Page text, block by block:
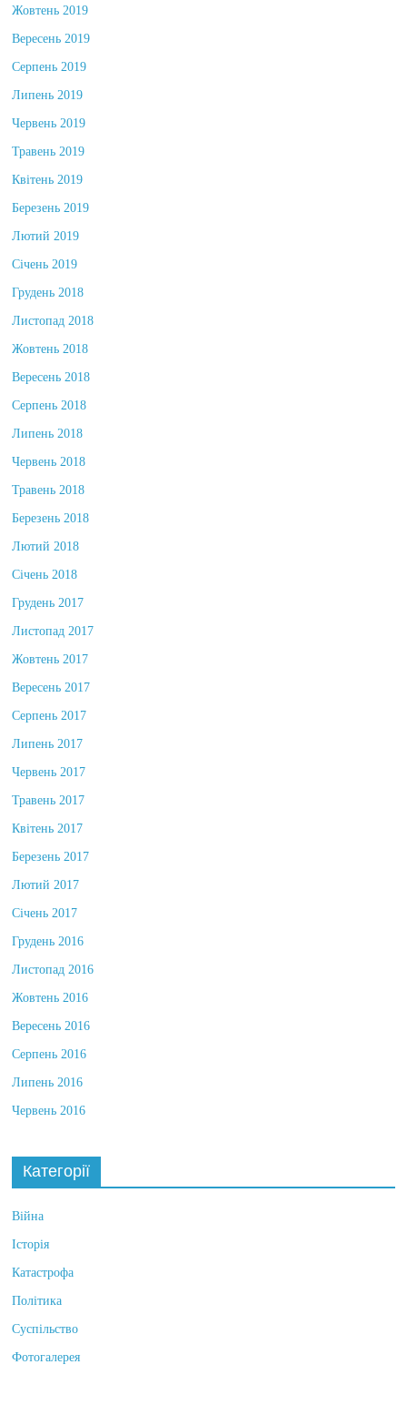
Жовтень 2019
Вересень 2019
Серпень 2019
Липень 2019
Червень 2019
Травень 2019
Квітень 2019
Березень 2019
Лютий 2019
Січень 2019
Грудень 2018
Листопад 2018
Жовтень 2018
Вересень 2018
Серпень 2018
Липень 2018
Червень 2018
Травень 2018
Березень 2018
Лютий 2018
Січень 2018
Грудень 2017
Листопад 2017
Жовтень 2017
Вересень 2017
Серпень 2017
Липень 2017
Червень 2017
Травень 2017
Квітень 2017
Березень 2017
Лютий 2017
Січень 2017
Грудень 2016
Листопад 2016
Жовтень 2016
Вересень 2016
Серпень 2016
Липень 2016
Червень 2016
Категорії
Війна
Історія
Катастрофа
Політика
Суспільство
Фотогалерея